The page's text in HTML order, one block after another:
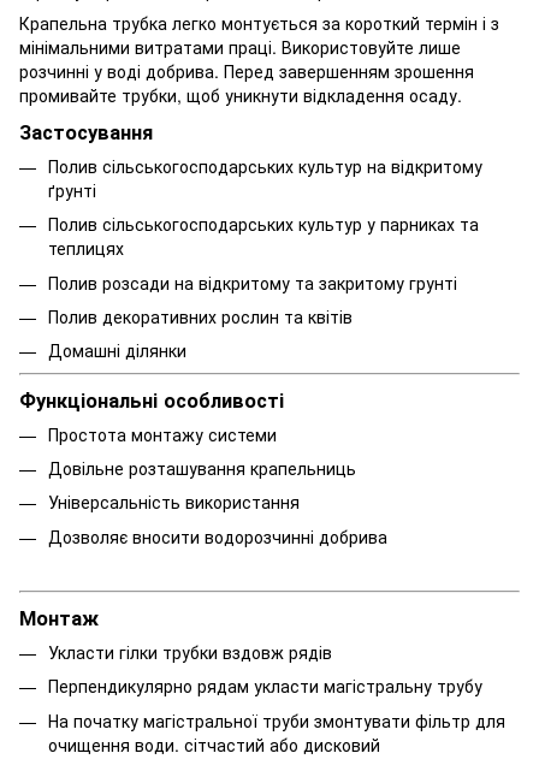
Крапельна трубка легко монтується за короткий термін і з
мінімальними витратами праці. Використовуйте лише
розчинні у воді добрива. Перед завершенням зрошення
промивайте трубки, щоб уникнути відкладення осаду.
Застосування
Полив сільськогосподарських культур на відкритому
ґрунті
Полив сільськогосподарських культур у парниках та
теплицях
Полив розсади на відкритому та закритому грунті
Полив декоративних рослин та квітів
Домашні ділянки
Функціональні особливості
Простота монтажу системи
Довільне розташування крапельниць
Універсальність використання
Дозволяє вносити водорозчинні добрива
Монтаж
Укласти гілки трубки вздовж рядів
Перпендикулярно рядам укласти магістральну трубу
На початку магістральної труби змонтувати фільтр для
очищення води. сітчастий або дисковий